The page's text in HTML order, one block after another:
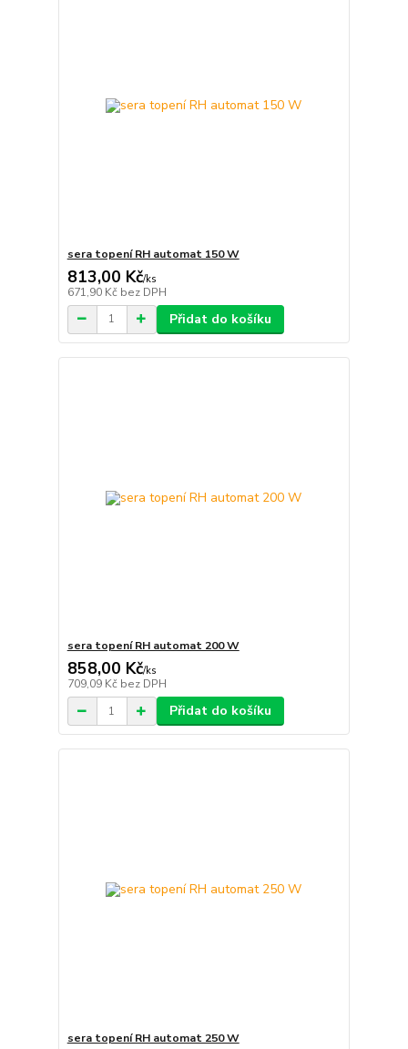
sera topení RH automat 150 W
813,00 Kč/ks
671,90 Kč bez DPH
Přidat do košíku
sera topení RH automat 200 W
858,00 Kč/ks
709,09 Kč bez DPH
Přidat do košíku
sera topení RH automat 250 W